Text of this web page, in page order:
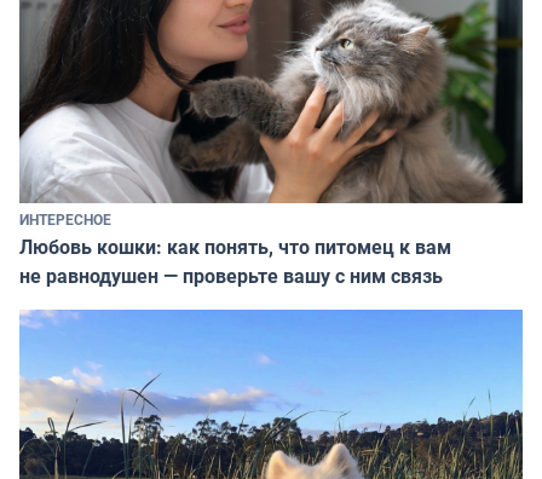
ИНТЕРЕСНОЕ
Любовь кошки: как понять, что питомец к вам
не равнодушен — проверьте вашу с ним связь